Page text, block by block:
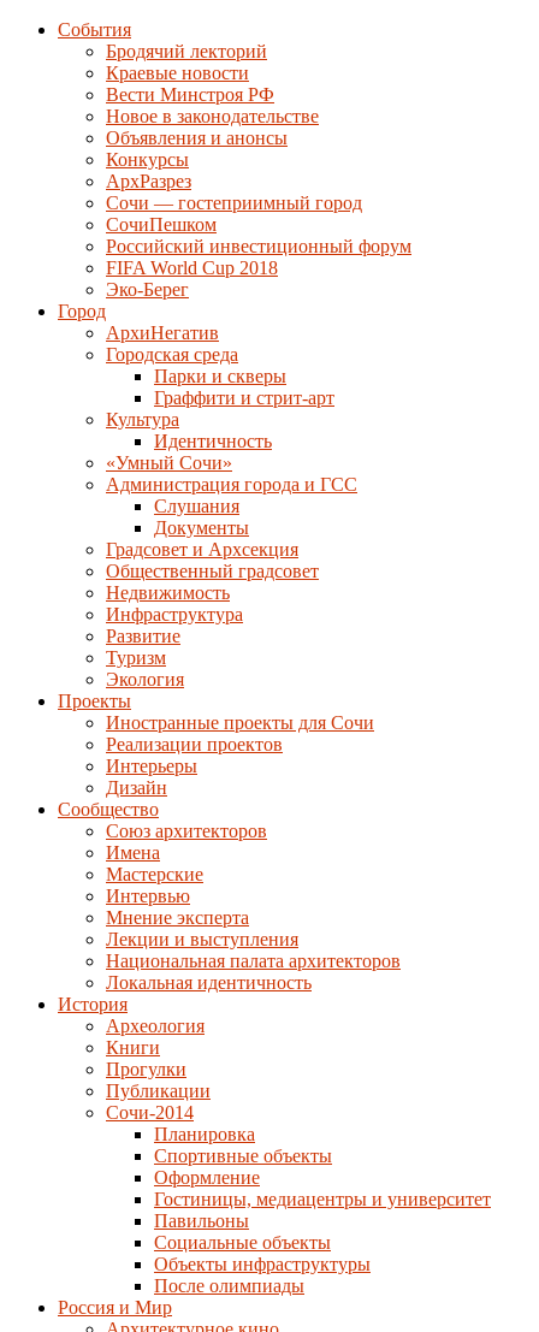
События
Бродячий лекторий
Краевые новости
Вести Минстроя РФ
Новое в законодательстве
Объявления и анонсы
Конкурсы
АрхРазрез
Сочи — гостеприимный город
СочиПешком
Российский инвестиционный форум
FIFA World Cup 2018
Эко-Берег
Город
АрхиНегатив
Городская среда
Парки и скверы
Граффити и стрит-арт
Культура
Идентичность
«Умный Сочи»
Администрация города и ГСС
Слушания
Документы
Градсовет и Архсекция
Общественный градсовет
Недвижимость
Инфраструктура
Развитие
Туризм
Экология
Проекты
Иностранные проекты для Сочи
Реализации проектов
Интерьеры
Дизайн
Сообщество
Союз архитекторов
Имена
Мастерские
Интервью
Мнение эксперта
Лекции и выступления
Национальная палата архитекторов
Локальная идентичность
История
Археология
Книги
Прогулки
Публикации
Сочи-2014
Планировка
Спортивные объекты
Оформление
Гостиницы, медиацентры и университет
Павильоны
Социальные объекты
Объекты инфраструктуры
После олимпиады
Россия и Мир